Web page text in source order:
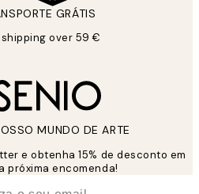
GRÁTIS
over 59 €
MUNDO DE ARTE
e obtenha 15% de desconto em
próxima encomenda!